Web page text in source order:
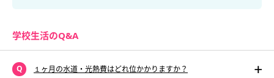
学校生活のQ&A
１ヶ月の水道・光熱費はどれ位かかりますか？